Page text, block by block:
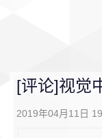
[评论]视觉
2019年04月11日